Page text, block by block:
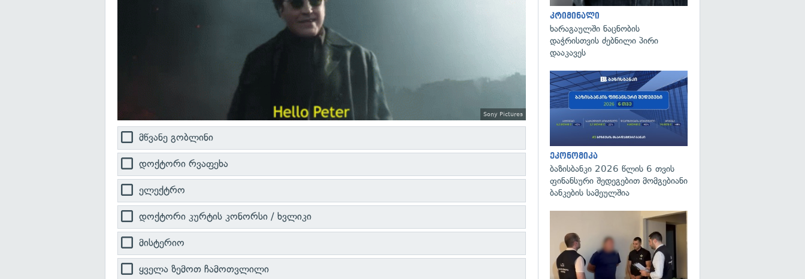
Sony Pictures
მწვანე გობლინი
დოქტორი რვაფეხა
ელექტრო
დოქტორი კურტის კონორსი / ხვლიკი
მისტერიო
ყველა ზემოთ ჩამოთვლილი
კრიმინალი
ხარაგაულში ნაცნობის
დაჭრისთვის ძებნილი პირი
დააკავეს
ეკონომიკა
ბაზისბანკი 2026 წლის 6 თვის
ფინანსური შედეგებით მომგებიანი
ბანკების სამეულშია